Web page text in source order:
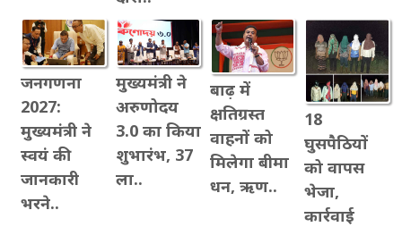
जनगणना
2027:
मुख्यमंत्री ने
स्वयं की
जानकारी
भरने..
मुख्यमंत्री ने
अरुणोदय
3.0 का किया
शुभारंभ, 37
ला..
बाढ़ में
क्षतिग्रस्त
वाहनों को
मिलेगा बीमा
धन, ऋण..
18
घुसपैठियों
को वापस
भेजा,
कार्रवाई